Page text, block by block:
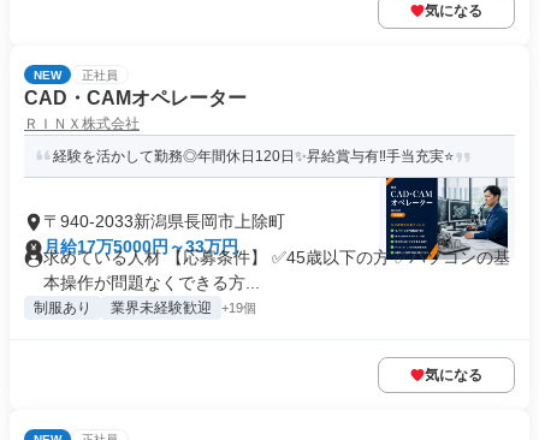
気になる
NEW 正社員
CAD・CAMオペレーター
ＲＩＮＸ株式会社
経験を活かして勤務◎年間休日120日✨昇給賞与有‼手当充実⭐
〒940-2033新潟県長岡市上除町
月給17万5000円～33万円
求めている人材 【応募条件】 ✅45歳以下の方 ✅パソコンの基
本操作が問題なくできる方...
制服あり 業界未経験歓迎 +19個
気になる